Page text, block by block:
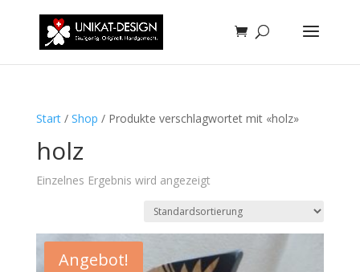
Start/ Shop / Produkte verschlagwortet mit «holz»
holz
Einzelnes Ergebnis wird angezeigt
Angebot!